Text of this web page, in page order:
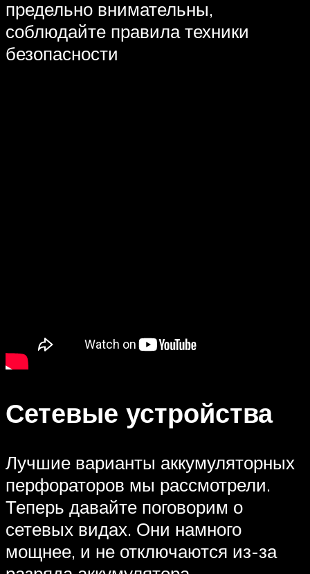
предельно внимательны,
соблюдайте правила техники
безопасности
Сетевые устройства
Лучшие варианты аккумуляторных
перфораторов мы рассмотрели.
Теперь давайте поговорим о
сетевых видах. Они намного
мощнее, и не отключаются из-за